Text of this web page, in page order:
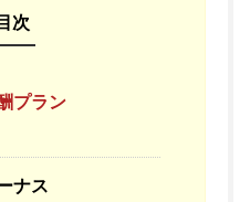
次
プラン
ナス